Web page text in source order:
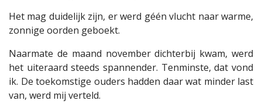
Het mag duidelijk zijn, er werd géén vlucht naar warme,
zonnige oorden geboekt.
Naarmate de maand november dichterbij kwam, werd
het uiteraard steeds spannender. Tenminste, dat vond
ik. De toekomstige ouders hadden daar wat minder last
van, werd mij verteld.